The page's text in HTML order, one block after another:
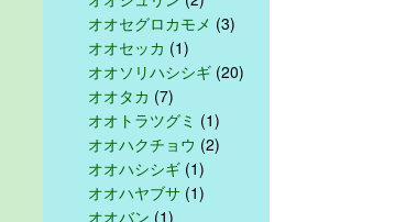
オオセグロカモメ (3)
オオセッカ (1)
オオソリハシシギ (20)
オオタカ (7)
オオトラツグミ (1)
オオハクチョウ (2)
オオハシシギ (1)
オオハヤブサ (1)
オオバン (1)